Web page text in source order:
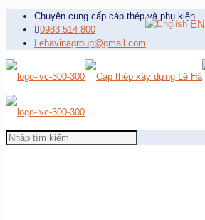
Chuyên cung cấp cáp thép và phụ kiện
0983 514 800
Lehavinagroup@gmail.com
EN